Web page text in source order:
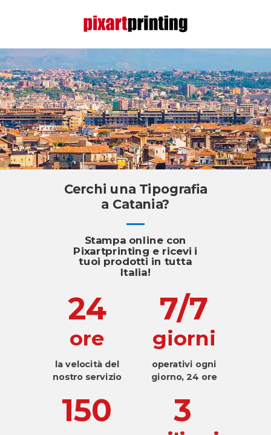
Stampa online con
Pixartprinting e ricevi i
tuoi prodotti in tutta
Italia!
Cerchi una Tipografia
a Catania?
3
24
ore
150
7/7
giorni
la velocità del
nostro servizio
operativi ogni
giorno, 24 ore